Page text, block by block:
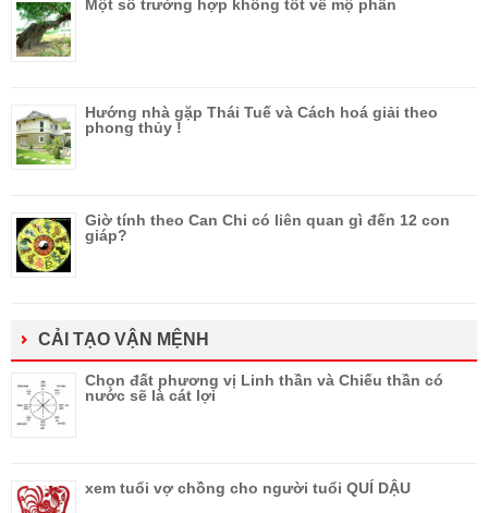
Một số trường hợp không tốt về mộ phần
Hướng nhà gặp Thái Tuế và Cách hoá giải theo
phong thủy !
Giờ tính theo Can Chi có liên quan gì đến 12 con
giáp?
CẢI TẠO VẬN MỆNH
Chọn đất phương vị Linh thần và Chiếu thần có
nước sẽ là cát lợi
xem tuổi vợ chồng cho người tuổi QUÍ DẬU